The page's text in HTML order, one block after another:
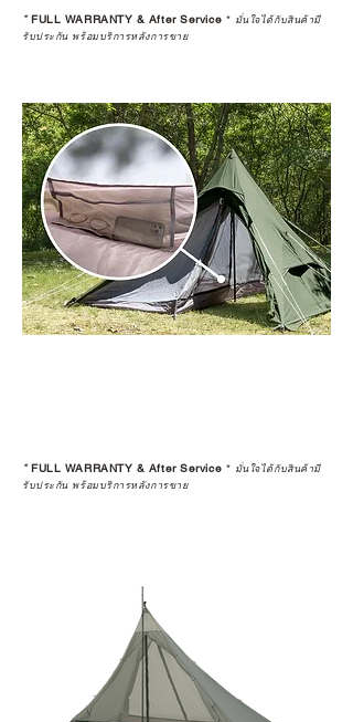
*FULL WARRANTY & After Service * มั่นใจได้กับสินค้ามี
รับประกัน พร้อมบริการหลังการขาย
*FULL WARRANTY & After Service * มั่นใจได้กับสินค้ามี
รับประกัน พร้อมบริการหลังการขาย